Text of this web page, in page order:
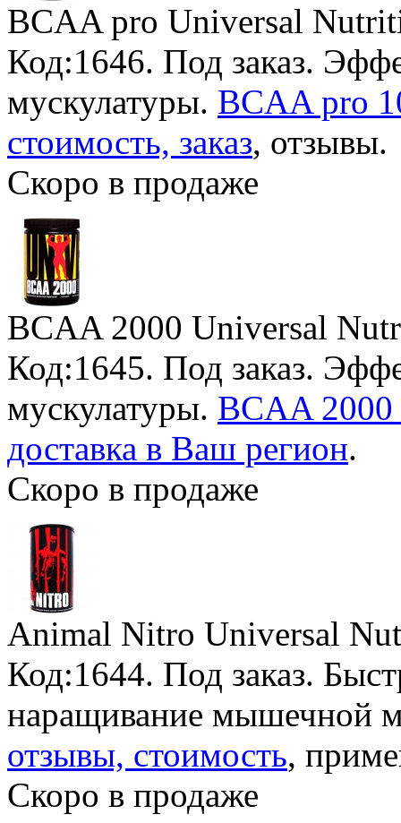
BCAA pro Universal
Код:1646. Под заказ.
мускулатуры. BCAA pro
стоимость, заказ, отзывы.
Скоро в продаже
BCAA 2000 Universal
Код:1645. Под заказ.
мускулатуры. BCAA
доставка в Ваш регион.
Скоро в продаже
Animal Nitro Universal
Код:1644. Под заказ.
наращивание мышечной
отзывы, стоимость,
Скоро в продаже